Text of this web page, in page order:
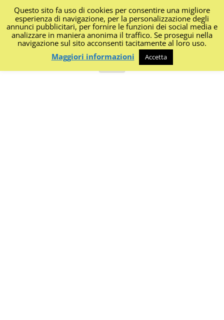
I Diari di Portanapoli
Impressioni, sapori, colori dalla regione
Vai
Questo sito fa uso di cookies per consentire una migliore
esperienza di navigazione, per la personalizzazione degli
annunci pubblicitari, per fornire le funzioni dei social media e
analizzare in maniera anonima il traffico. Se prosegui nella
navigazione sul sito acconsenti tacitamente al loro uso.
Maggiori informazioni
Accetta